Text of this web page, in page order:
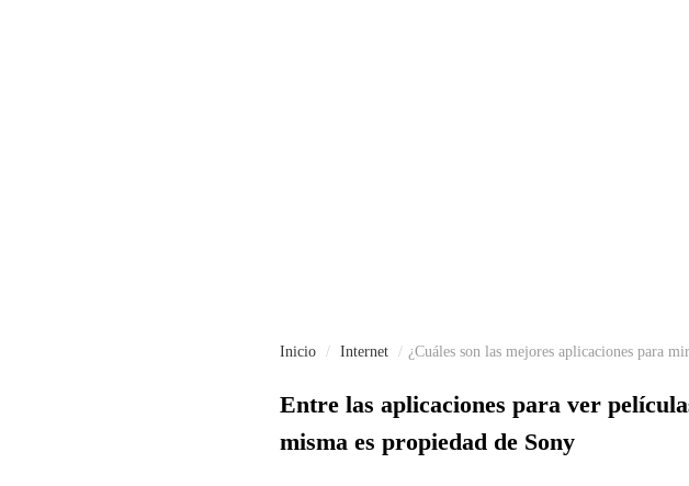
Inicio Internet ¿Cuáles son las mejores aplicaciones para
Entre las aplicaciones para ver
misma es propiedad de Sony